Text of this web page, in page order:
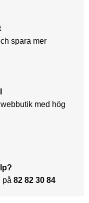
spara mer
med hög
på 82 82 30 84